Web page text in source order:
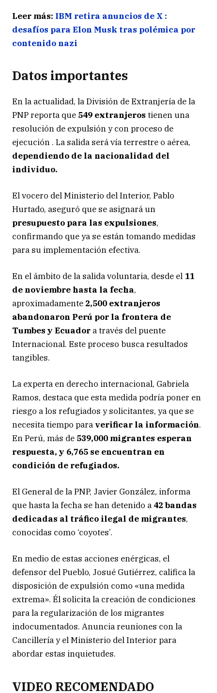
Leer más: IBM retira anuncios de X :
desafíos para Elon Musk tras polémica por
contenido nazi
Datos importantes
En la actualidad, la División de Extranjería de la
PNP reporta que 549 extranjeros tienen una
resolución de expulsión y con proceso de
ejecución . La salida será vía terrestre o aérea,
dependiendo de la nacionalidad del
individuo.
El vocero del Ministerio del Interior, Pablo
Hurtado, aseguró que se asignará un
presupuesto para las expulsiones,
confirmando que ya se están tomando medidas
para su implementación efectiva.
En el ámbito de la salida voluntaria, desde el 11
de noviembre hasta la fecha,
aproximadamente 2,500 extranjeros
abandonaron Perú por la frontera de
Tumbes y Ecuador a través del puente
Internacional. Este proceso busca resultados
tangibles.
La experta en derecho internacional, Gabriela
Ramos, destaca que esta medida podría poner en
riesgo a los refugiados y solicitantes, ya que se
necesita tiempo para verificar la información.
En Perú, más de 539,000 migrantes esperan
respuesta, y 6,765 se encuentran en
condición de refugiados.
El General de la PNP, Javier González, informa
que hasta la fecha se han detenido a 42 bandas
dedicadas al tráfico ilegal de migrantes,
conocidas como ‘coyotes’.
En medio de estas acciones enérgicas, el
defensor del Pueblo, Josué Gutiérrez, califica la
disposición de expulsión como «una medida
extrema». Él solicita la creación de condiciones
para la regularización de los migrantes
indocumentados. Anuncia reuniones con la
Cancillería y el Ministerio del Interior para
abordar estas inquietudes.
VIDEO RECOMENDADO